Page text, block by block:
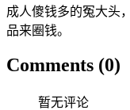
成人傻钱多的冤大头
品来圈钱。
Comments (0)
暂无评论